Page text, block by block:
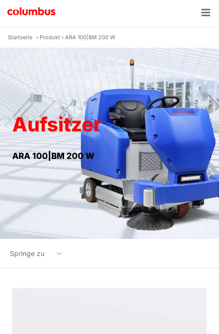
Inhalt
springen
Startseite › Produkt › ARA 100|BM 200 W
Aufsitzer
ARA 100|BM 200 W
Springe zu